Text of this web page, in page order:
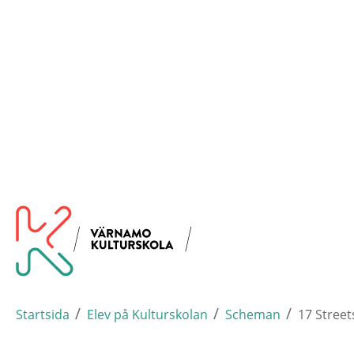
huvudinnehållet
Till startsidan
Startsida / Elev på Kulturskolan / Scheman / 17